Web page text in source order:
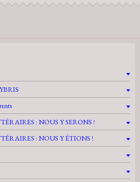
: NOUS Y SERONS !
: NOUS Y ÉTIONS !